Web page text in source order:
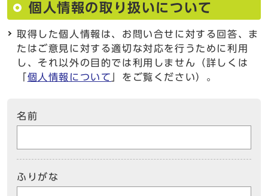
個人情報の取り扱いについて
取得した個人情報は、お問い合せに対する回答、ま
たはご意見に対する適切な対応を行うために利用
し、それ以外の目的では利用しません（詳しくは
「個人情報について 」をご覧ください）。
名前
ふりがな